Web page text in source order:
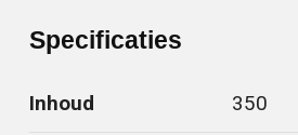
Specificaties
Inhoud 350